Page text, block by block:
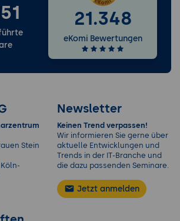
21.348
eKomi Bewertungen
Stein
Newsletter
Keinen Trend verpassen!
Wir informieren Sie gerne über
aktuelle Entwicklungen und
Trends in der IT-Branche und
die dazu passenden Seminare.
Jetzt anmelden